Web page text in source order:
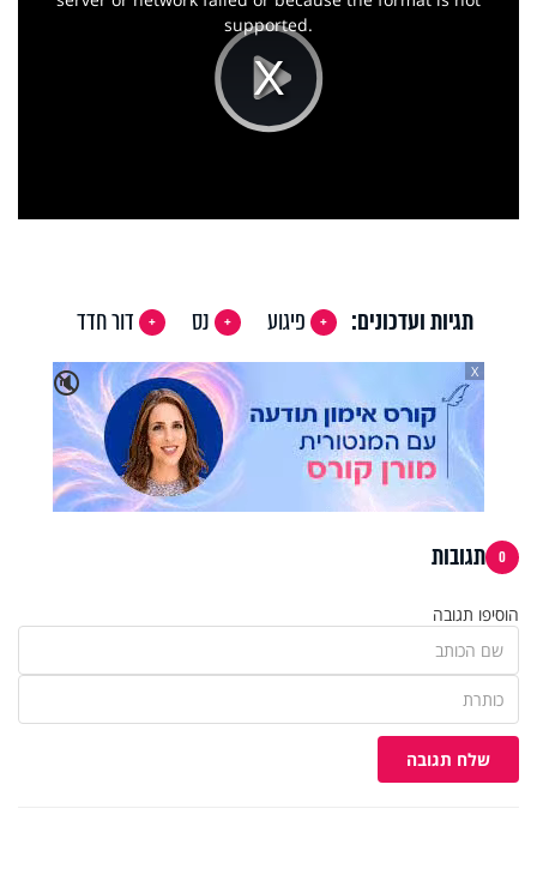
Play
supported.
תגיות ועדכונים: פיגוע נס
דור חדד
🔇
X
0 תגובות
הוסיפו תגובה
שלח תגובה